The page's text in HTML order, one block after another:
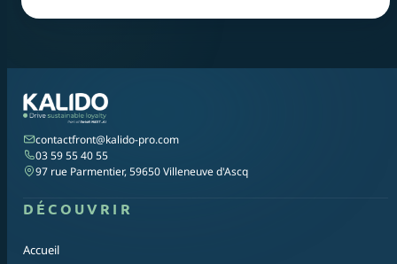
contactfront@kalido-pro.com
03 59 55 40 55
97 rue Parmentier, 59650 Villeneuve d'Ascq
DÉCOUVRIR
Accueil